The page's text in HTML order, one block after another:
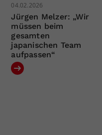
04.02.2026
Jürgen Melzer: „Wir
müssen beim
gesamten
japanischen Team
aufpassen“